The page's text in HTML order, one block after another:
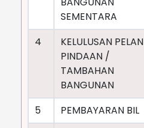
SEMENTARA
4
KELULUSAN PELAN
PINDAAN /
TAMBAHAN
BANGUNAN
5 PEMBAYARAN BIL